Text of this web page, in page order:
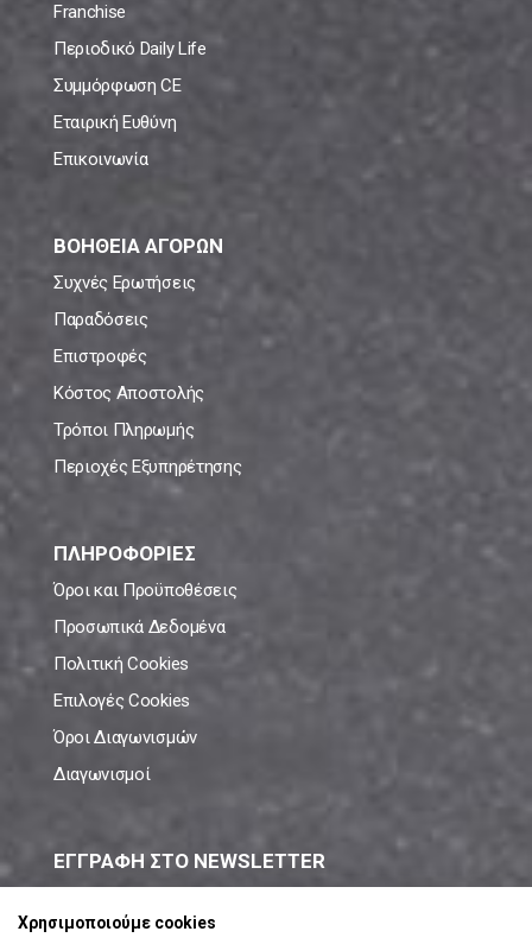
Franchise
Περιοδικό Daily Life
Συμμόρφωση CE
Εταιρική Ευθύνη
Επικοινωνία
ΒΟΗΘΕΙΑ ΑΓΟΡΩΝ
Συχνές Ερωτήσεις
Παραδόσεις
Επιστροφές
Κόστος Αποστολής
Τρόποι Πληρωμής
Περιοχές Εξυπηρέτησης
ΠΛΗΡΟΦΟΡΙΕΣ
Όροι και Προϋποθέσεις
Προσωπικά Δεδομένα
Πολιτική Cookies
Επιλογές Cookies
Όροι Διαγωνισμών
Διαγωνισμοί
ΕΓΓΡΑΦΗ ΣΤΟ NEWSLETTER
Χρησιμοποιούμε cookies